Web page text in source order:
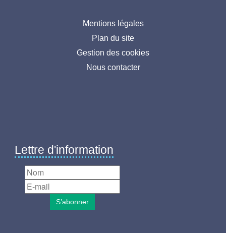
Mentions légales
Plan du site
Gestion des cookies
Nous contacter
Lettre d'information
S’abonner